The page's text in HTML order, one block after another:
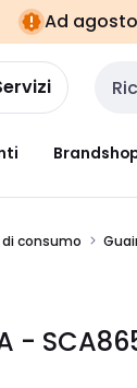
Ad
consumo
-